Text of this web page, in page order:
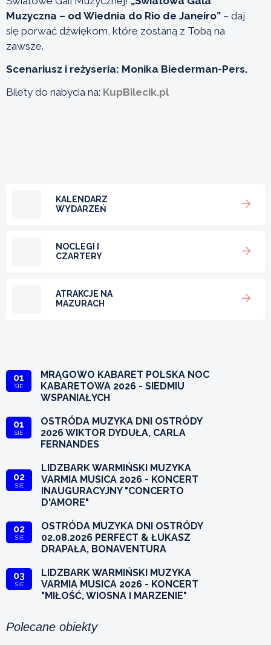
Muzyczna – od Wiednia do Rio de Janeiro” – daj
się porwać dźwiękom, które zostaną z Tobą na
zawsze.
Scenariusz i reżyseria: Monika Biederman-Pers.
Bilety do nabycia na: KupBilecik.pl
KALENDARZ
WYDARZEŃ
NOCLEGI I
CZARTERY
ATRAKCJE NA
MAZURACH
01
SIE
MRĄGOWO KABARET POLSKA NOC
KABARETOWA 2026 - SIEDMIU
WSPANIAŁYCH
01
SIE
OSTRÓDA MUZYKA DNI OSTRÓDY
2026 WIKTOR DYDUŁA, CARLA
FERNANDES
02
SIE
LIDZBARK WARMIŃSKI MUZYKA
VARMIA MUSICA 2026 - KONCERT
INAUGURACYJNY "CONCERTO
D'AMORE"
02
SIE
OSTRÓDA MUZYKA DNI OSTRÓDY
02.08.2026 PERFECT & ŁUKASZ
DRAPAŁA, BONAVENTURA
03
SIE
LIDZBARK WARMIŃSKI MUZYKA
VARMIA MUSICA 2026 - KONCERT
"MIŁOŚĆ, WIOSNA I MARZENIE"
Polecane obiekty